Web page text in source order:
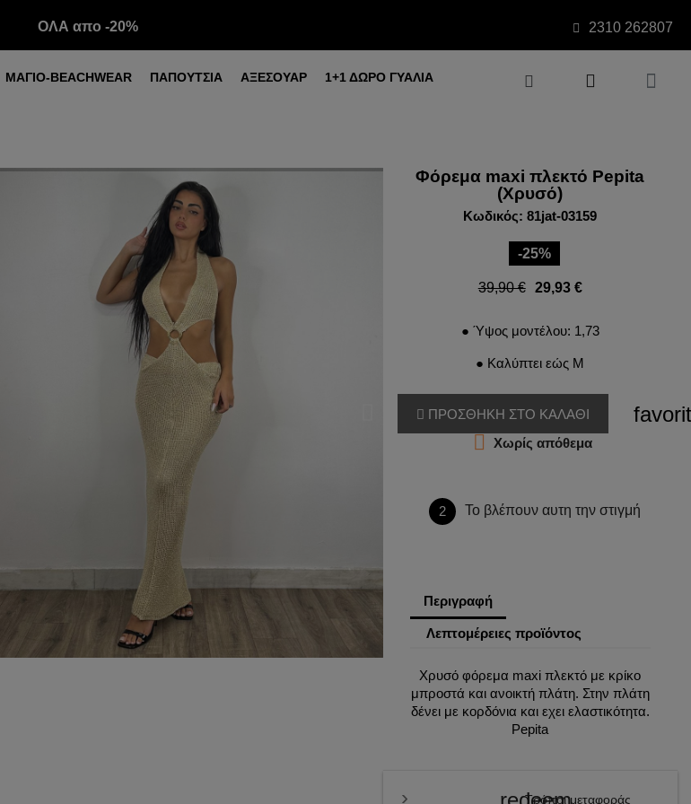
ΟΛΑ απο -20% 2310 262807
ΜΑΓΙΟ-BEACHWEAR ΠΑΠΟΥΤΣΙΑ ΑΞΕΣΟΥΑΡ
1+1 ΔΩΡΟ ΓΥΑΛΙΑ
Φόρεμα maxi πλεκτό Pepita
(Χρυσό)
Κωδικός: 81jat-03159
-25%
39,90 € 29,93 €
● Ύψος μοντέλου: 1,73
● Καλύπτει εώς M
ΠΡΟΣΘΗΚΗ ΣΤΟ ΚΑΛΑΘΙ

Χωρίς απόθεμα
2 Το βλέπουν αυτη την στιγμή
Περιγραφή
Λεπτομέρειες προϊόντος
Χρυσό φόρεμα maxi πλεκτό με κρίκο
μπροστά και ανοικτή πλάτη. Στην πλάτη
δένει με κορδόνια και εχει ελαστικότητα.
Pepita
Τρόποι μεταφοράς